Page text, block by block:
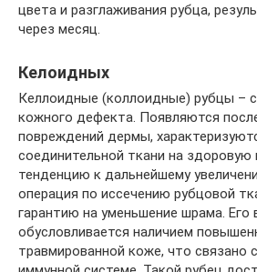
цвета и разглаживания рубца,
через месяц.
Келоидных
Келлоидные (коллоидные) рубцы –
кожного дефекта. Появляются
повреждений дермы,
соединительной ткани на
тенденцию к дальнейшему
операция по иссечению рубцовой
гарантию на уменьшение шрама. Его
обусловливается наличием
травмированной коже, что связано